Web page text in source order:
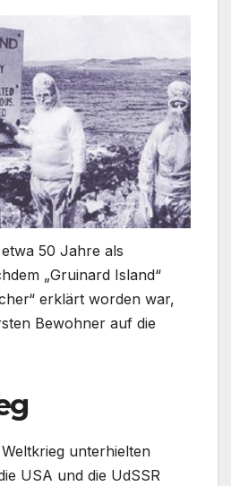
50 Jahre als
„Gruinard Island“
erklärt worden war,
Bewohner auf die
unterhielten
USA und die UdSSR